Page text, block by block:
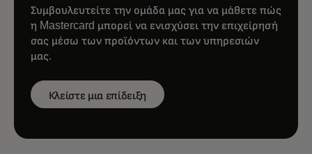
Συμβουλευτείτε την ομάδα μας για να μάθετε πώς
η Mastercard μπορεί να ενισχύσει την επιχείρησή
σας μέσω των προϊόντων και των υπηρεσιών
μας.
Κλείστε μια επίδειξη